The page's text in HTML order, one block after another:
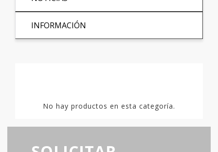
INFORMACIÓN
No hay productos en esta categoría.